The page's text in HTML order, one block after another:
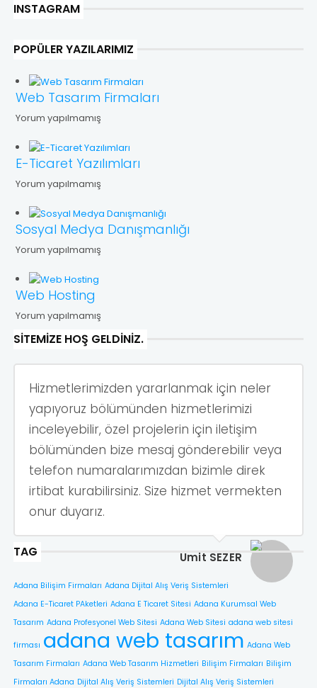
INSTAGRAM
POPÜLER YAZILARIMIZ
Web Tasarım Firmaları
Yorum yapılmamış
E-Ticaret Yazılımları
Yorum yapılmamış
Sosyal Medya Danışmanlığı
Yorum yapılmamış
Web Hosting
Yorum yapılmamış
SITEMIZE HOŞ GELDINIZ.
Hizmetlerimizden yararlanmak için neler
yapıyoruz bölümünden hizmetlerimizi
inceleyebilir, özel projelerin için iletişim
bölümünden bize mesaj gönderebilir veya
telefon numaralarımızdan bizimle direk
irtibat kurabilirsiniz. Size hizmet vermekten
onur duyarız.
Ümit SEZER
TAG
Adana Bilişim Firmaları Adana Dijital Alış Veriş Sistemleri
Adana E-Ticaret PAketleri Adana E Ticaret Sitesi Adana Kurumsal Web
Tasarım Adana Profesyonel Web Sitesi Adana Web Sitesi adana web sitesi
firması adana web tasarım Adana Web
Tasarım Firmaları Adana Web Tasarım Hizmetleri Bilişim Firmaları Bilişim
Firmaları Adana Dijital Alış Veriş Sistemleri Dijital Alış Veriş Sistemleri